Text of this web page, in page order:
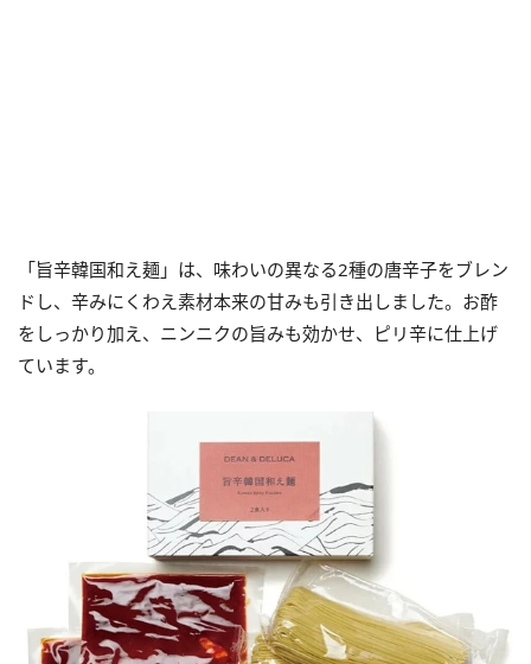
「旨辛韓国和え麺」は、味わいの異なる2種の唐辛子をブレン
ドし、辛みにくわえ素材本来の甘みも引き出しました。お酢
をしっかり加え、ニンニクの旨みも効かせ、ピリ辛に仕上げ
ています。